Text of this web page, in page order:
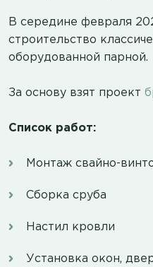
В середине февраля
строительство
оборудованной парной.
За основу взят проект
Список работ:
Монтаж свайно-
Сборка сруба
Настил кровли
Установка окон,